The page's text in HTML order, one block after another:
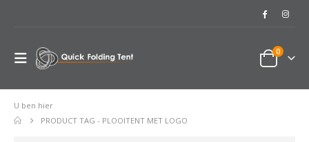
0
U ben hier
PRODUCT TAG - PLOOITENT MET LOGO